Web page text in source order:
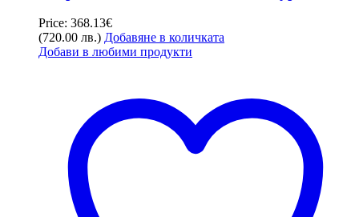
Price: 368.13€
(720.00 лв.) Добавяне в количката
Добави в любими продукти